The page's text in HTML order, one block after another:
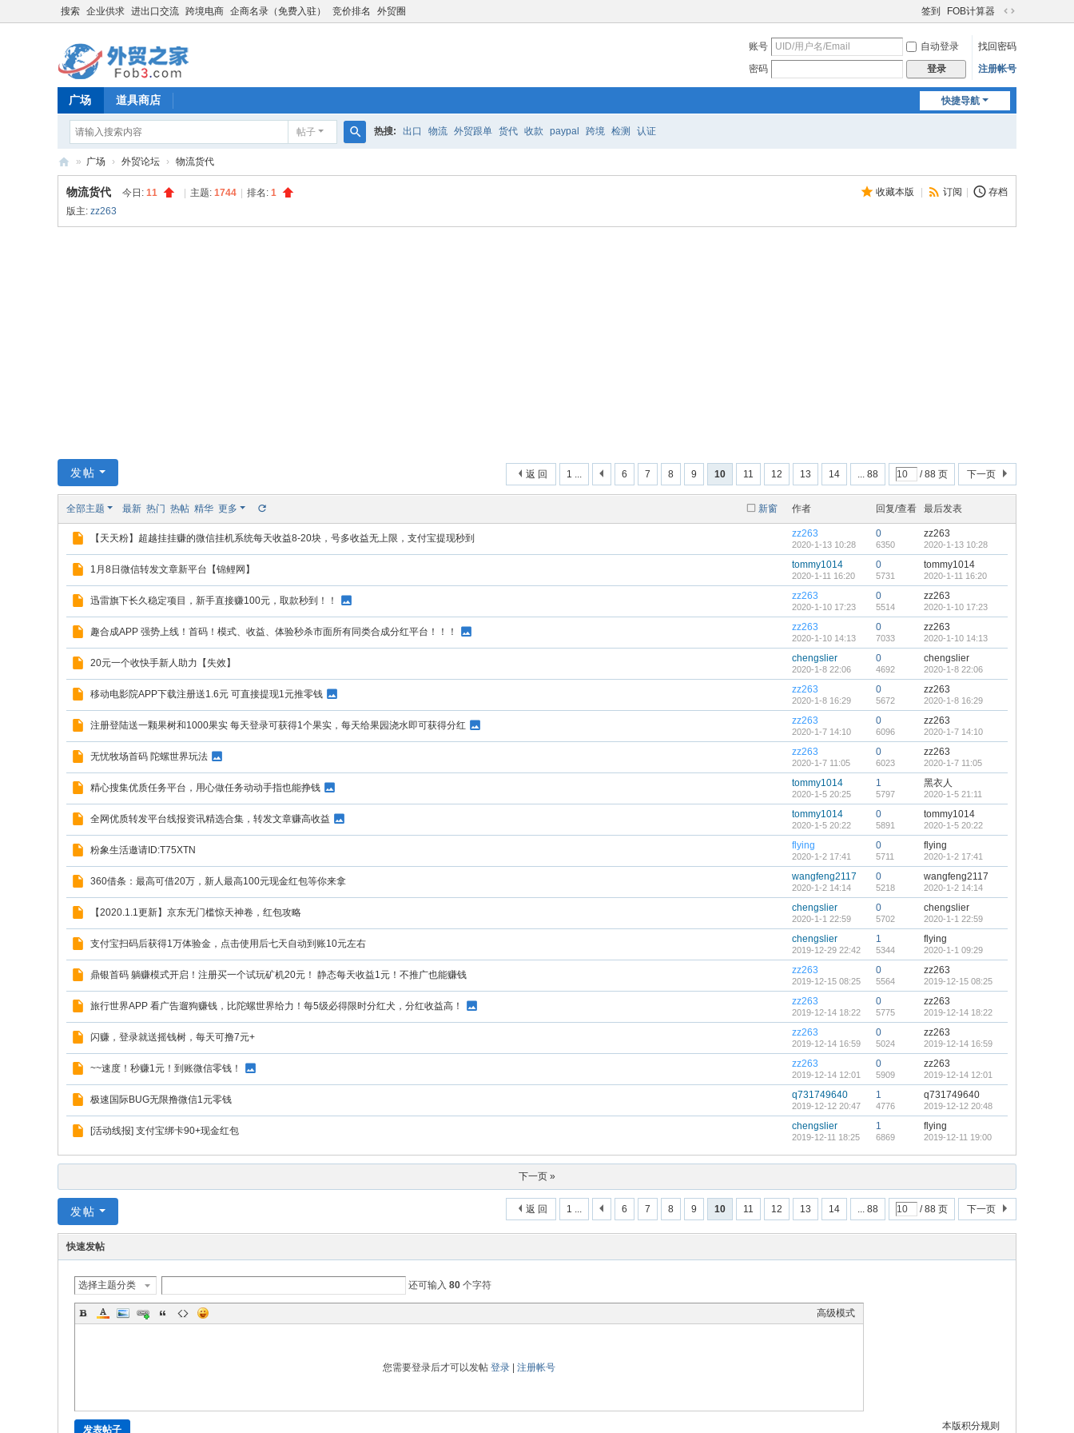
搜索 企业供求 进出口交流 跨境电商 企商名录（免费入驻） 竞价排名 外贸圈 签到 FOB计算器
切
换
到
宽
账号 自动登录
找回密码
密码
登录 注册帐号
快捷导航
广场 道具商店
帖子
索
热搜: 出口 物流 外贸跟单 货代 收款 paypal 跨境 检测 认证
外
贸
之
» 广场 › 外贸论坛 › 物流货代
收藏本版 订阅 存档
物流货代 今日: 11 主题: 1744 排名: 1
版主: zz263
1 ... 6 7 8 9 10 11 12 13 14 ... 88 / 88 页 下一页
返 回
发帖
新窗
全部主题 最新 热门 热帖 精华 更多 作者 回复/查看 最后发表
【天天粉】超越挂挂赚的微信挂机系统每天收益8-20块，号多收益无上限，支付宝提现秒到 zz263
2020-1-13 10:28
0
6350
zz263
2020-1-13 10:28
1月8日微信转发文章新平台【锦鲤网】 tommy1014
2020-1-11 16:20
0
5731
tommy1014
2020-1-11 16:20
迅雷旗下长久稳定项目，新手直接赚100元，取款秒到！！ zz263
2020-1-10 17:23
0
5514
zz263
2020-1-10 17:23
趣合成APP 强势上线！首码！模式、收益、体验秒杀市面所有同类合成分红平台！！！ zz263
2020-1-10 14:13
0
7033
zz263
2020-1-10 14:13
20元一个收快手新人助力【失效】 chengslier
2020-1-8 22:06
0
4692
chengslier
2020-1-8 22:06
移动电影院APP下载注册送1.6元 可直接提现1元推零钱 zz263
2020-1-8 16:29
0
5672
zz263
2020-1-8 16:29
注册登陆送一颗果树和1000果实 每天登录可获得1个果实，每天给果园浇水即可获得分红 zz263
2020-1-7 14:10
0
6096
zz263
2020-1-7 14:10
无忧牧场首码 陀螺世界玩法 zz263
2020-1-7 11:05
0
6023
zz263
2020-1-7 11:05
精心搜集优质任务平台，用心做任务动动手指也能挣钱 tommy1014
2020-1-5 20:25
1
5797
黑衣人
2020-1-5 21:11
全网优质转发平台线报资讯精选合集，转发文章赚高收益 tommy1014
2020-1-5 20:22
0
5891
tommy1014
2020-1-5 20:22
粉象生活邀请ID:T75XTN flying
2020-1-2 17:41
0
5711
flying
2020-1-2 17:41
360借条：最高可借20万，新人最高100元现金红包等你来拿 wangfeng2117
2020-1-2 14:14
0
5218
wangfeng2117
2020-1-2 14:14
【2020.1.1更新】京东无门槛惊天神卷，红包攻略 chengslier
2020-1-1 22:59
0
5702
chengslier
2020-1-1 22:59
支付宝扫码后获得1万体验金，点击使用后七天自动到账10元左右 chengslier
2019-12-29 22:42
1
5344
flying
2020-1-1 09:29
鼎银首码 躺赚模式开启！注册买一个试玩矿机20元！ 静态每天收益1元！不推广也能赚钱 zz263
2019-12-15 08:25
0
5564
zz263
2019-12-15 08:25
旅行世界APP 看广告遛狗赚钱，比陀螺世界给力！每5级必得限时分红犬，分红收益高！ zz263
2019-12-14 18:22
0
5775
zz263
2019-12-14 18:22
闪赚，登录就送摇钱树，每天可撸7元+ zz263
2019-12-14 16:59
0
5024
zz263
2019-12-14 16:59
~~速度！秒赚1元！到账微信零钱！ zz263
2019-12-14 12:01
0
5909
zz263
2019-12-14 12:01
极速国际BUG无限撸微信1元零钱 q731749640
2019-12-12 20:47
1
4776
q731749640
2019-12-12 20:48
[活动线报] 支付宝绑卡90+现金红包 chengslier
2019-12-11 18:25
1
6869
flying
2019-12-11 19:00
下一页 »
1 ... 6 7 8 9 10 11 12 13 14 ... 88 / 88 页 下一页
返 回
发帖
快速发帖
选择主题分类 还可输入 80 个字符
高级模式
您需要登录后才可以发帖 登录 注册帐号
本版积分规则
发表帖子